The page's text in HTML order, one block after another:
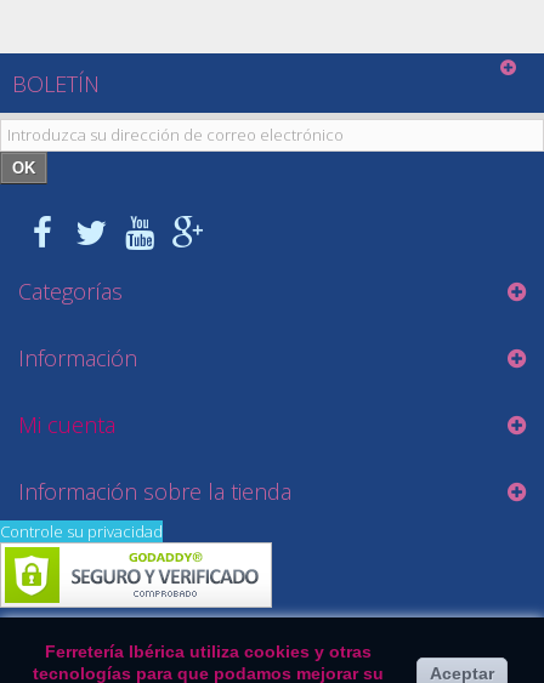
BOLETÍN
OK
Categorías
Información
Mi cuenta
Información sobre la tienda
Ferretería Ibérica utiliza cookies y otras
tecnologías para que podamos mejorar su
Aceptar
Controle su privacidad